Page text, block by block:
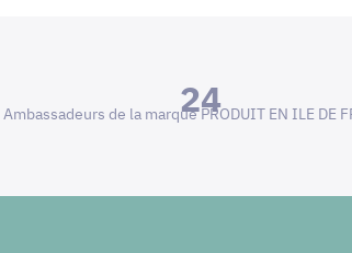
24
Ambassadeurs de la marque PRODUIT EN ILE DE